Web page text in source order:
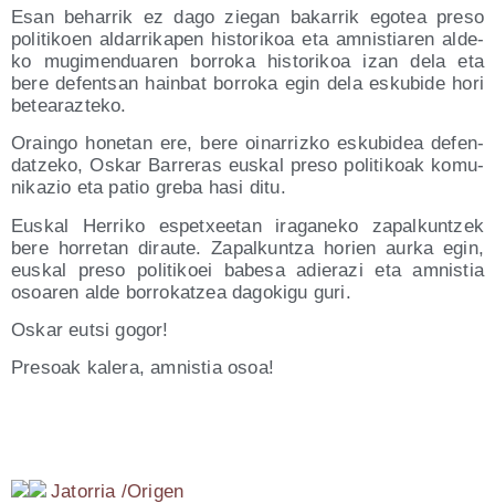
Esan beha­rrik ez dago zie­gan baka­rrik ego­tea pre­so
poli­ti­koen alda­rri­ka­pen his­to­ri­koa eta amnis­tia­ren alde­
ko mugi­men­dua­ren borro­ka his­to­ri­koa izan dela eta
bere defen­tsan hain­bat borro­ka egin dela esku­bi­de hori
betearazteko.
Orain­go hone­tan ere, bere oina­rriz­ko esku­bi­dea defen­
datze­ko, Oskar Barre­ras eus­kal pre­so poli­ti­koak komu­
ni­ka­zio eta patio gre­ba hasi ditu.
Eus­kal Herri­ko espetxee­tan ira­ga­ne­ko zapal­kun­tzek
bere horre­tan dirau­te. Zapal­kun­tza horien aur­ka egin,
eus­kal pre­so poli­ti­koei babe­sa adie­ra­zi eta amnis­tia
osoa­ren alde borro­katzea dago­ki­gu guri.
Oskar eutsi gogor!
Pre­soak kale­ra, amnis­tia osoa!
Jato­rria /​Ori­gen